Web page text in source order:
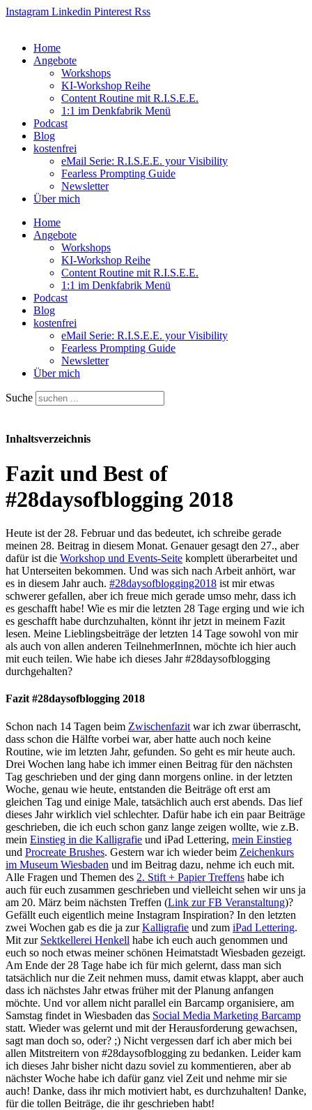
Zum
Instagram Linkedin Pinterest Rss
Home
Angebote
Workshops
KI-Workshop Reihe
Content Routine mit R.I.S.E.E.
1:1 im Denkfabrik Menü
Podcast
Blog
kostenfrei
eMail Serie: R.I.S.E.E. your Visibility
Fearless Prompting Guide
Newsletter
Über mich
Home
Angebote
Workshops
KI-Workshop Reihe
Content Routine mit R.I.S.E.E.
1:1 im Denkfabrik Menü
Podcast
Blog
kostenfrei
eMail Serie: R.I.S.E.E. your Visibility
Fearless Prompting Guide
Newsletter
Über mich
Suche
Inhaltsverzeichnis
Fazit und Best of
#28daysofblogging 2018
Heute ist der 28. Februar und das bedeutet, ich schreibe gerade
meinen 28. Beitrag in diesem Monat. Genauer gesagt den 27., aber
dafür ist die Workshop und Events-Seite komplett überarbeitet und
hat Unterseiten bekommen. Und was sich nach Arbeit anhört, war
es in diesem Jahr auch. #28daysofblogging2018 ist mir etwas
schwerer gefallen, aber ich freue mich gerade umso mehr, dass ich
es geschafft habe! Wie es mir die letzten 28 Tage erging und wie ich
es geschafft habe durchzuhalten, könnt ihr jetzt in meinem Fazit
lesen. Meine Lieblingsbeiträge der letzten 14 Tage sowohl von mir
als auch von allen anderen TeilnehmerInnen, möchte ich hier auch
mit euch teilen. Wie habe ich dieses Jahr #28daysofblogging
durchgehalten?
Fazit #28daysofblogging 2018
Schon nach 14 Tagen beim Zwischenfazit war ich zwar überrascht,
dass schon die Hälfte vorbei war, aber hatte auch noch keine
Routine, wie im letzten Jahr, gefunden. So geht es mir heute auch.
Drei Wochen lang habe ich immer einen Beitrag für den nächsten
Tag geschrieben und der ging dann morgens online. in der letzten
Woche, genau wie heute, entstanden die Beiträge oft erst am
gleichen Tag und einige Male, tatsächlich auch erst abends. Das lief
dieses Jahr wirklich viel schlechter. Dafür habe ich ein paar Beiträge
geschrieben, die ich euch schon ganz lange zeigen wollte, wie z.B.
mein Einstieg in die Kalligrafie und iPad Lettering, mein Einstieg
und Procreate Brushes. Gestern war ich wieder beim Zeichenkurs
im Museum Wiesbaden und im Beitrag dazu, nehme ich euch mit.
Alle Fragen und Themen des 2. Stift + Papier Treffens habe ich
auch für euch zusammen geschrieben und vielleicht sehen wir uns ja
am 20. März beim nächsten Treffen (Link zur FB Veranstaltung)?
Gefällt euch eigentlich meine Instagram Inspiration? In den letzten
zwei Wochen gab es die ja zurKalligrafie und zum iPad Lettering.
Mit zur Sektkellerei Henkell habe ich euch auch genommen und
euch so noch etwas meiner schönen Heimatstadt Wiesbaden gezeigt.
Am Ende der 28 Tage habe ich für mich gelernt, dass man sich
tatsächlich nur die Zeit nehmen muss, damit etwas klappt, aber auch
dass ich nächstes Jahr etwas früher mit der Planung anfangen
möchte. Und vor allem nicht parallel ein Barcamp organisiere, am
Samstag findet in Wiesbaden das Social Media Marketing Barcamp
statt. Wieder was gelernt und mit der Herausforderung gewachsen,
sagt man doch so, oder? ;) Nicht vergessen darf ich aber mich bei
allen Mitstreitern von #28daysofblogging zu bedanken. Leider kam
ich dieses Jahr bisher nicht dazu soviel zu kommentieren, aber ab
nächster Woche habe ich dafür ganz viel Zeit und nehme mir sie
auch! Danke, dass ihr mich motiviert habt, es durchzuhalten! Danke,
für die tollen Beiträge, die ihr geschrieben habt!